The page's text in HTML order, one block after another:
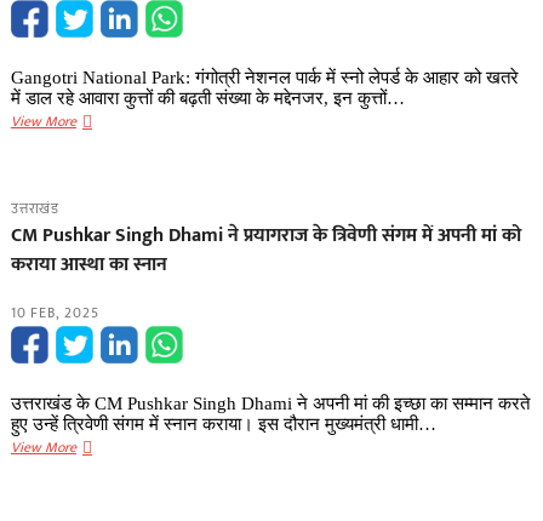
एंट्री
में
की
तीसरी
रैंक
Gangotri National Park: गंगोत्री नेशनल पार्क में स्नो लेपर्ड के आहार को खतरे
में डाल रहे आवारा कुत्तों की बढ़ती संख्या के मद्देनजर, इन कुत्तों…
View MoreGangotri
लेपर्ड
के
को
खतरा,
आवारा
कुत्तों
को
नेचुरल
करने
उत्तराखंड
CM Pushkar Singh Dhami ने प्रयागराज के त्रिवेणी संगम में अपनी मां को
कराया आस्था का स्नान
10 FEB, 2025
उत्तराखंड के CM Pushkar Singh Dhami ने अपनी मां की इच्छा का सम्मान करते
हुए उन्हें त्रिवेणी संगम में स्नान कराया। इस दौरान मुख्यमंत्री धामी…
View MoreCM